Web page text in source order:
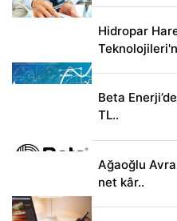
Hidropar
Beta
TL..
Ağaoğlu
net kâr..